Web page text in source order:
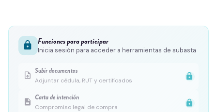
lock Funciones para participar
Inicia sesión para acceder a herramientas de subasta
upload_file Subir documentos
Adjuntar cédula, RUT y certificados
lock
description Carta de intención
Compromiso legal de compra
lock